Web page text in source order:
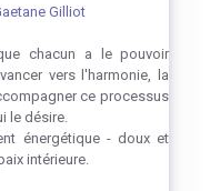
Gilliot
chacun a le pouvoir
vers l'harmonie, la
ce processus
le désire.
énergétique - doux et
intérieure.